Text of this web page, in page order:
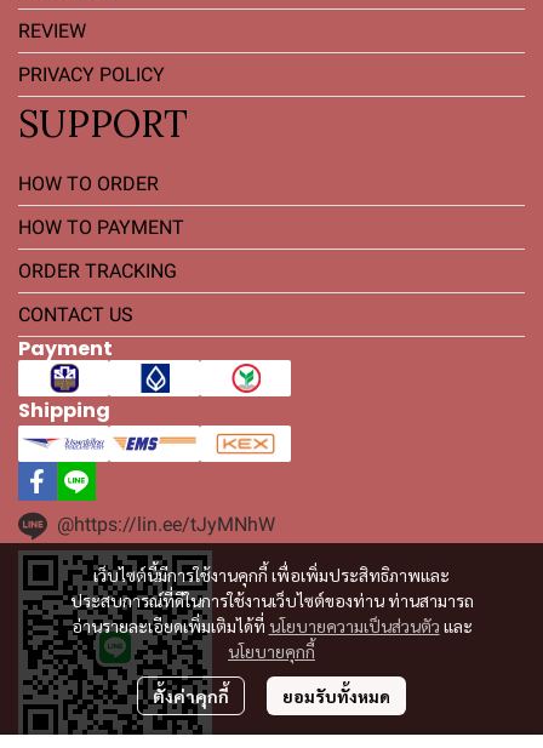
เว็บไซต์นี้มีการใช้งานคุกกี้ เพื่อเพิ่มประสิทธิภาพและ
ประสบการณ์ที่ดีในการใช้งานเว็บไซต์ของท่าน ท่านสามารถ
อ่านรายละเอียดเพิ่มเติมได้ที่ นโยบายความเป็นส่วนตัว และ
นโยบายคุกกี้
ตั้งค่าคุกกี้ ยอมรับทั้งหมด
REVIEW
PRIVACY POLICY
SUPPORT
HOW TO ORDER
HOW TO PAYMENT
ORDER TRACKING
CONTACT US
Payment
Shipping
@https://lin.ee/tJyMNhW